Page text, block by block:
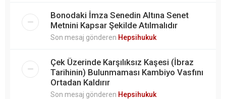
Bonodaki İmza Senedin Altına Senet
Metnini Kapsar Şekilde Atılmalıdır
Son mesaj gönderen Hepsihukuk
Çek Üzerinde Karşılıksız Kaşesi (İbraz
Tarihinin) Bulunmaması Kambiyo Vasfını
Ortadan Kaldırır
Son mesaj gönderen Hepsihukuk